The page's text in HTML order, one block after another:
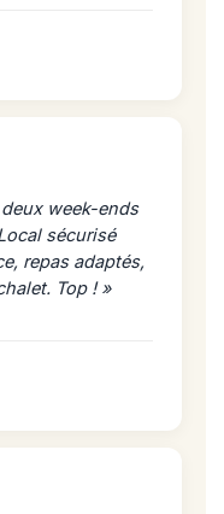
week-ends
sécurisé
repas adaptés,
Top ! »